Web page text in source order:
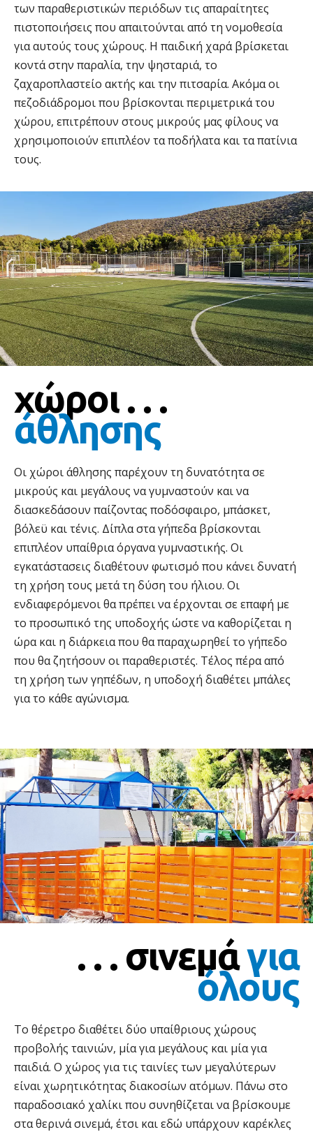
των παραθεριστικών περιόδων τις απαραίτητες
πιστοποιήσεις που απαιτούνται από τη νομοθεσία
για αυτούς τους χώρους. Η παιδική χαρά βρίσκεται
κοντά στην παραλία, την ψησταριά, το
ζαχαροπλαστείο ακτής και την πιτσαρία. Ακόμα οι
πεζοδιάδρομοι που βρίσκονται περιμετρικά του
χώρου, επιτρέπουν στους μικρούς μας φίλους να
χρησιμοποιούν επιπλέον τα ποδήλατα και τα πατίνια
τους.
Οι χώροι άθλησης παρέχουν τη δυνατότητα σε
μικρούς και μεγάλους να γυμναστούν και να
διασκεδάσουν παίζοντας ποδόσφαιρο, μπάσκετ,
βόλεϋ και τένις. Δίπλα στα γήπεδα βρίσκονται
επιπλέον υπαίθρια όργανα γυμναστικής. Οι
εγκατάστασεις διαθέτουν φωτισμό που κάνει δυνατή
τη χρήση τους μετά τη δύση του ήλιου. Οι
ενδιαφερόμενοι θα πρέπει να έρχονται σε επαφή με
το προσωπικό της υποδοχής ώστε να καθορίζεται η
ώρα και η διάρκεια που θα παραχωρηθεί το γήπεδο
που θα ζητήσουν οι παραθεριστές. Τέλος πέρα από
τη χρήση των γηπέδων, η υποδοχή διαθέτει μπάλες
για το κάθε αγώνισμα.
χώροι . . .
άθλησης
. . . σινεμάγια
όλους
Το θέρετρο διαθέτει δύο υπαίθριους χώρους
προβολής ταινιών, μία για μεγάλους και μία για
παιδιά. Ο χώρος για τις ταινίες των μεγαλύτερων
είναι χωρητικότητας διακοσίων ατόμων. Πάνω στο
παραδοσιακό χαλίκι που συνηθίζεται να βρίσκουμε
στα θερινά σινεμά, έτσι και εδώ υπάρχουν καρέκλες